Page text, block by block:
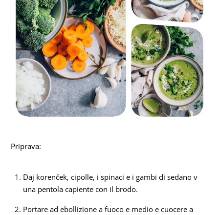
Priprava:
Daj korenček, cipolle, i spinaci e i gambi di sedano v
una pentola capiente con il brodo.
Portare ad ebollizione a fuoco e medio e cuocere a